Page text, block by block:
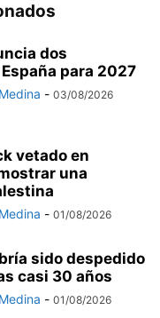
dos
para 2027
- 03/08/2026
vetado en
una
- 01/08/2026
sido despedido
casi 30 años
- 01/08/2026